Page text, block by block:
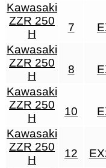
Kawasaki
ZZR 250
H
7
Kawasaki
ZZR 250
H
8
Kawasaki
ZZR 250
H
10
Kawasaki
ZZR 250
H
12